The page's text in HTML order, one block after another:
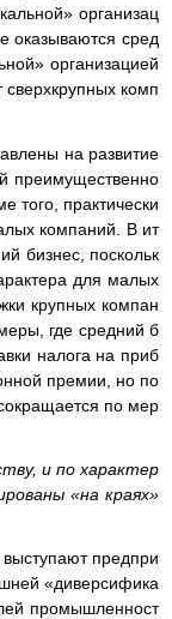
организац
оказываются сред
организацией
сверхкрупных комп
на развитие
преимущественно
того, практически
компаний. В ит
бизнес, поскольк
для малых
крупных компан
где средний б
налога на приб
премии, но по
по мер
и по характер
«на краях»
предпри
«диверсифика
промышленност